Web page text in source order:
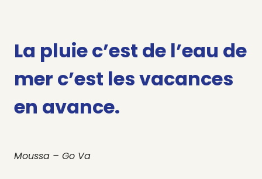
La pluie c’est de l’eau de
mer c’est les vacances
en avance.
Moussa – Go Va